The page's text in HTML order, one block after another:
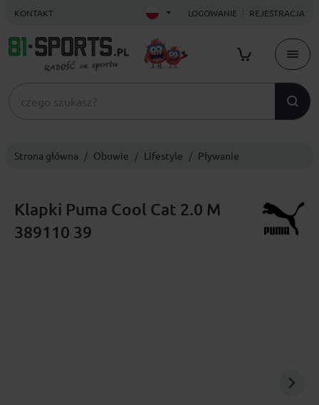
KONTAKT LOGOWANIE REJESTRACJA
Strona główna Obuwie Lifestyle Pływanie
Klapki Puma Cool Cat 2.0 M
389110 39